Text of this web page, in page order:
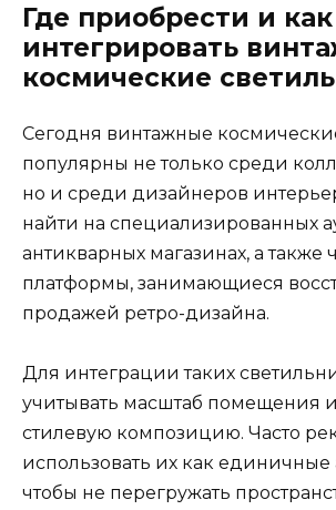
Где приобрести и как
интегрировать
космические
Сегодня винтажные
популярны не только среди
но и среди дизайнеров
найти на специализированных
антикварных магазинах, а также
платформы, занимающиеся
продажей ретро-дизайна.
Для интеграции таких
учитывать масштаб помещения
стилевую композицию. Часто
использовать их как единичные
чтобы не перегружать